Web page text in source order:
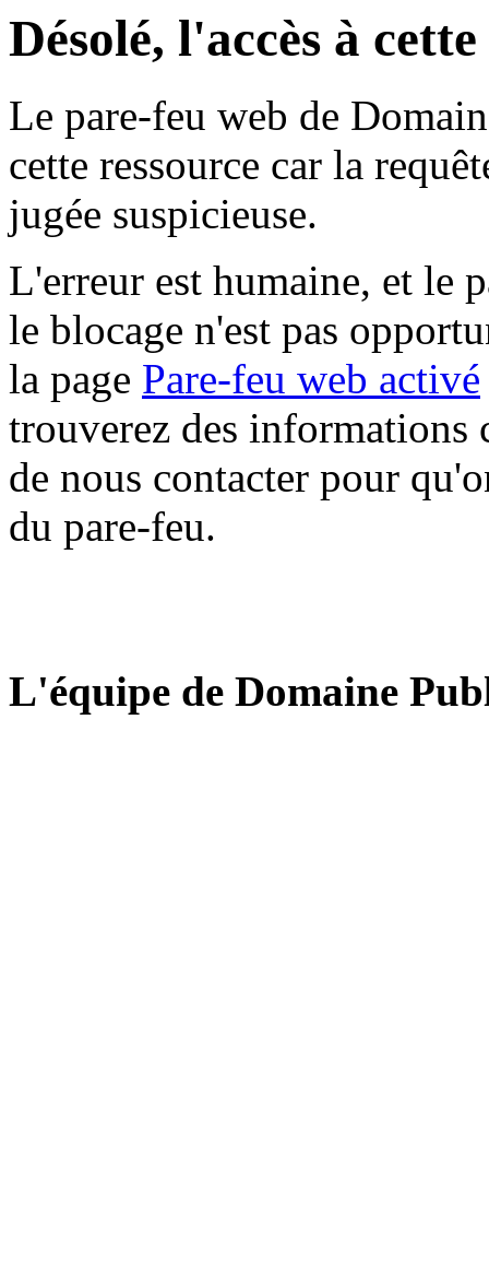
Désolé, l'accès à
Le pare-feu web de
cette ressource car la
jugée suspicieuse.
L'erreur est humaine, et le
le blocage n'est pas
la page Pare-feu web activé
trouverez des informations
de nous contacter pour
du pare-feu.
L'équipe de Domaine